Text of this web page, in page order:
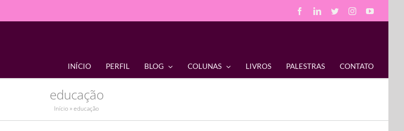
FacebookLinkedIn
TwitterInstagramYouTube
INÍCIO PERFIL BLOG COLUNAS LIVROS PALESTRAS CONTATO
educação
Início»educação